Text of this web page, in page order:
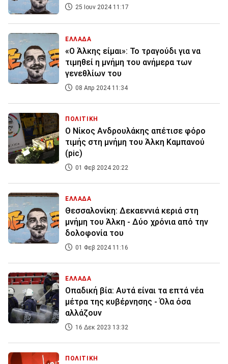
25 Ιουν 2024 11:17
ΕΛΛΑΔΑ
«Ο Άλκης είμαι»: Το τραγούδι για να
τιμηθεί η μνήμη του ανήμερα των
γενεθλίων του
08 Απρ 2024 11:34
ΠΟΛΙΤΙΚΗ
Ο Νίκος Ανδρουλάκης απέτισε φόρο
τιμής στη μνήμη του Άλκη Καμπανού
(pic)
01 Φεβ 2024 20:22
ΕΛΛΑΔΑ
Θεσσαλονίκη: Δεκαεννιά κεριά στη
μνήμη του Άλκη - Δύο χρόνια από την
δολοφονία του
01 Φεβ 2024 11:16
ΕΛΛΑΔΑ
Oπαδική βία: Αυτά είναι τα επτά νέα
μέτρα της κυβέρνησης - Όλα όσα
αλλάζουν
16 Δεκ 2023 13:32
ΠΟΛΙΤΙΚΗ